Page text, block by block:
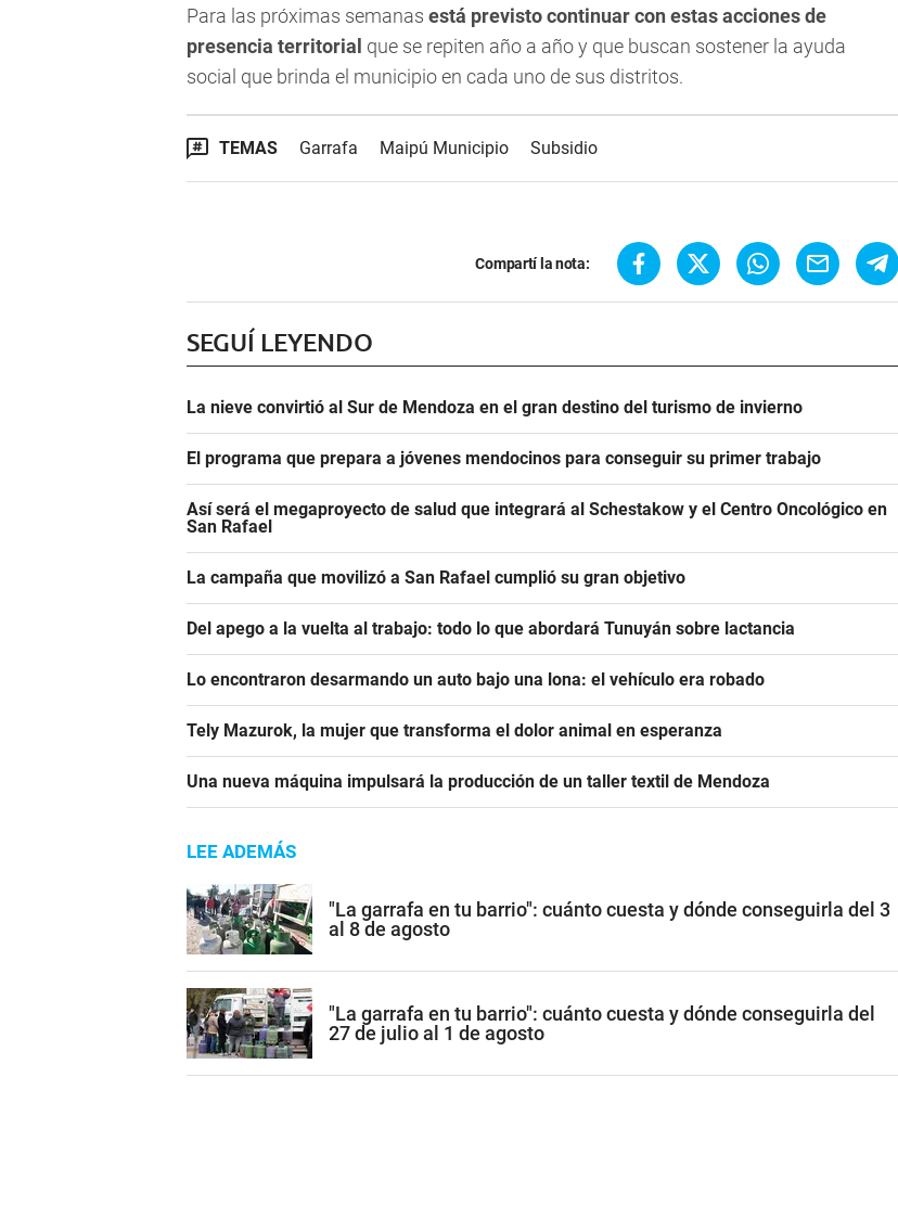
Para las próximas semanas está previsto continuar con estas acciones de
presencia territorial que se repiten año a año y que buscan sostener la ayuda
social que brinda el municipio en cada uno de sus distritos.
TEMAS Garrafa Maipú Municipio Subsidio
Compartí la nota:
SEGUÍ LEYENDO
La nieve convirtió al Sur de Mendoza en el gran destino del turismo de invierno
El programa que prepara a jóvenes mendocinos para conseguir su primer trabajo
Así será el megaproyecto de salud que integrará al Schestakow y el Centro Oncológico en
San Rafael
La campaña que movilizó a San Rafael cumplió su gran objetivo
Del apego a la vuelta al trabajo: todo lo que abordará Tunuyán sobre lactancia
Lo encontraron desarmando un auto bajo una lona: el vehículo era robado
Tely Mazurok, la mujer que transforma el dolor animal en esperanza
Una nueva máquina impulsará la producción de un taller textil de Mendoza
LEE ADEMÁS
"La garrafa en tu barrio": cuánto cuesta y dónde conseguirla del 3
al 8 de agosto
"La garrafa en tu barrio": cuánto cuesta y dónde conseguirla del
27 de julio al 1 de agosto